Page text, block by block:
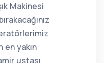
Makinesi
yakın
ustası